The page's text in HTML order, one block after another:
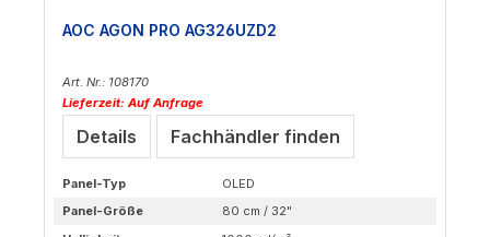
AOC AGON PRO AG326UZD2
Art. Nr.: 108170
Lieferzeit: Auf Anfrage
Details Fachhändler finden
Panel-Typ
OLED
Panel-Größe
80 cm / 32"